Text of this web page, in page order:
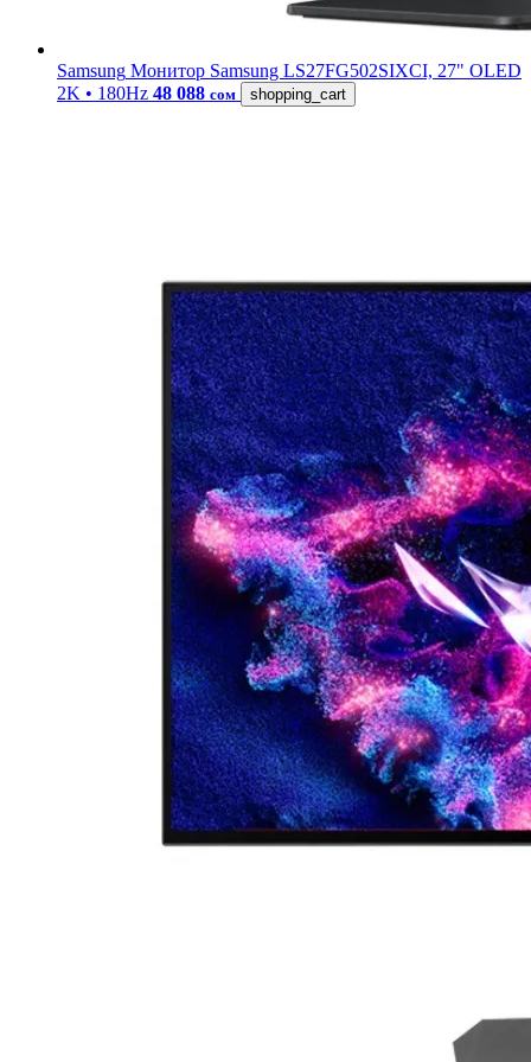
Samsung Монитор Samsung LS27FG502SIXCI, 27" OLED
2K • 180Hz 48 088 сом shopping_cart